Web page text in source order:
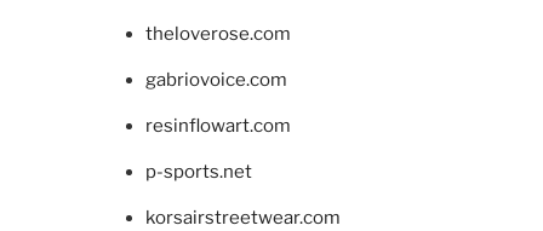
theloverose.com
gabriovoice.com
resinflowart.com
p-sports.net
korsairstreetwear.com